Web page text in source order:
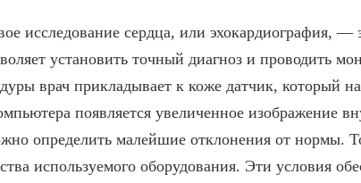
исследование сердца, или эхокардиография,
установить точный диагноз и проводить
врач прикладывает к коже датчик, который
появляется увеличенное изображение
определить малейшие отклонения от нормы.
используемого оборудования. Эти условия